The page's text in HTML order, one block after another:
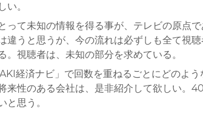
い。
って未知の情報を得る事が、テレビの原点
違うと思うが、今の流れは必ずしも全て視
。視聴者は、未知の部分を求めている。
経済ナビ」で回数を重ねるごとにどのよ
来性のある会社は、是非紹介して欲しい。
と思う。